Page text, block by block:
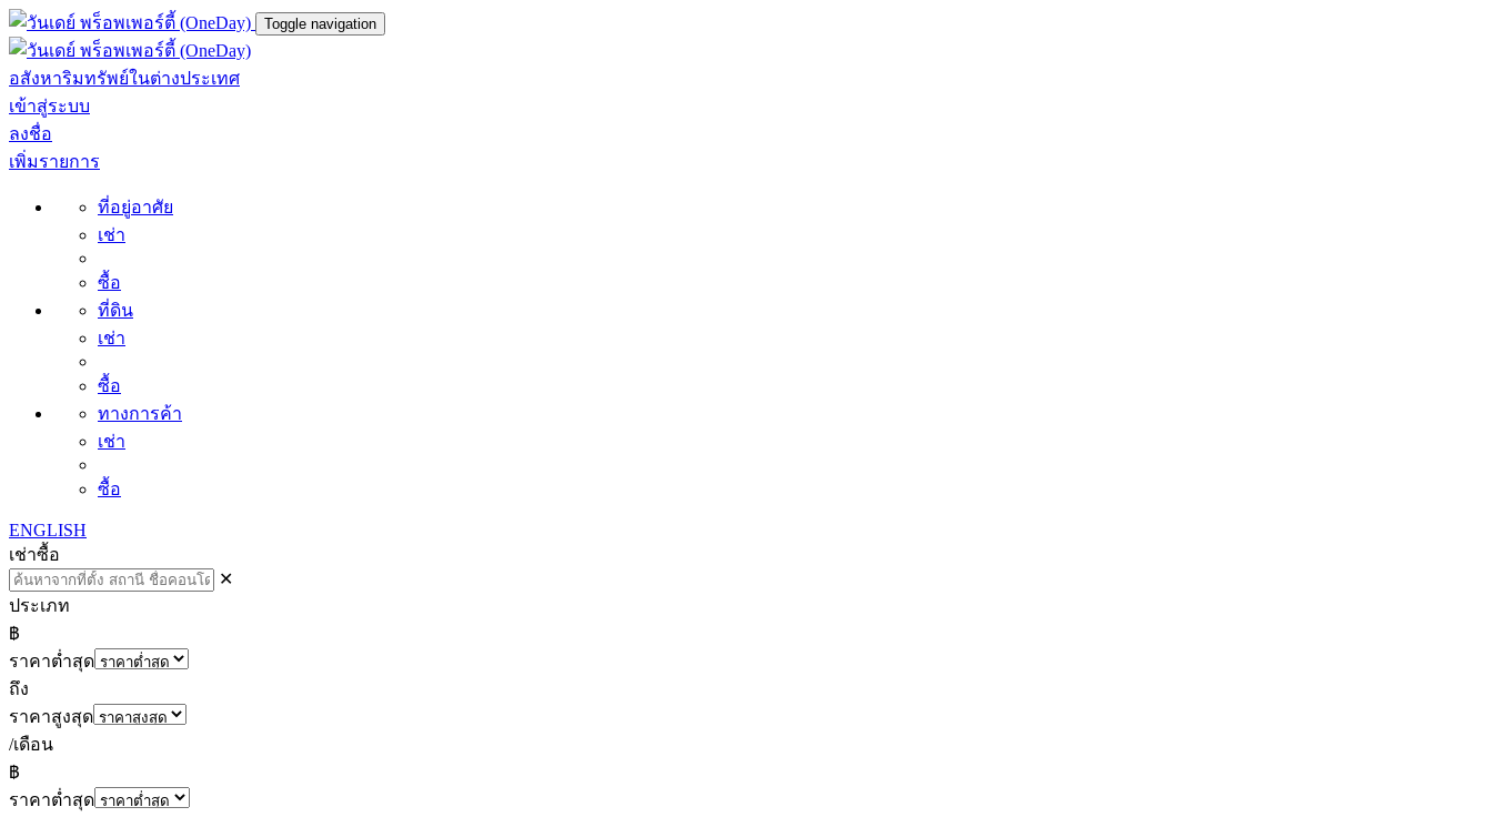
Toggle navigation
อสังหาริมทรัพย์ในต่างประเทศ
เข้าสู่ระบบ
ลงชื่อ
เพิ่มรายการ
ที่อยู่อาศัย
เช่า
ซื้อ
ที่ดิน
เช่า
ซื้อ
ทางการค้า
เช่า
ซื้อ
ENGLISH
เช่าซื้อ
✕
ประเภท
฿
ราคาต่ำสุด
ถึง
ราคาสูงสุด
/เดือน
฿
ราคาต่ำสุด